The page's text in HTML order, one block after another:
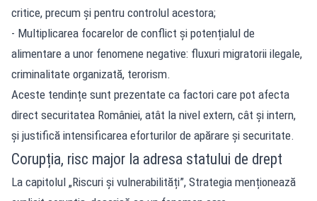
critice, precum și pentru controlul acestora;
- Multiplicarea focarelor de conflict și potențialul de
alimentare a unor fenomene negative: fluxuri migratorii ilegale,
criminalitate organizată, terorism.
Aceste tendințe sunt prezentate ca factori care pot afecta
direct securitatea României, atât la nivel extern, cât și intern,
și justifică intensificarea eforturilor de apărare și securitate.
Corupția, risc major la adresa statului de drept
La capitolul „Riscuri și vulnerabilități”, Strategia menționează